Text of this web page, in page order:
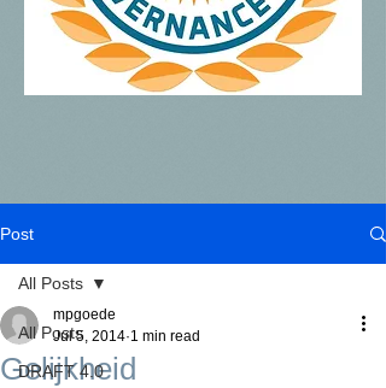
Post
All Posts
DRAFT 4.0
All Posts
Gelijkheid
mpgoede
Jul 5, 2014 1 min read